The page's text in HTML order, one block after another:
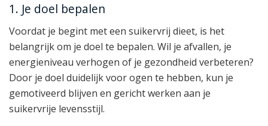
1. Je doel bepalen
Voordat je begint met een suikervrij dieet, is het
belangrijk om je doel te bepalen. Wil je afvallen, je
energieniveau verhogen of je gezondheid verbeteren?
Door je doel duidelijk voor ogen te hebben, kun je
gemotiveerd blijven en gericht werken aan je
suikervrije levensstijl.